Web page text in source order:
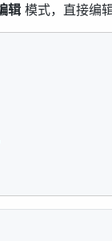
辑 模式，直接编